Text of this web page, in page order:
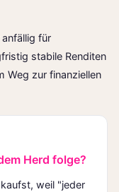
für
stabile Renditen
Weg zur finanziellen
Herd folge?
weil "jeder